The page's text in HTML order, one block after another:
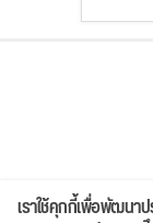
เราใช้คุกกี้เพื่อพัฒนา